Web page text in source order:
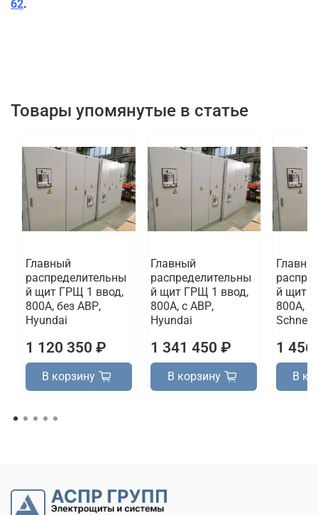
62.
Товары упомянутые в статье
Главный
распределительны
й щит ГРЩ 1 ввод,
800А, без АВР,
Hyundai
1 120 350 ₽
В корзину
Главный
распределительны
й щит ГРЩ 1 ввод,
800А, с АВР,
Hyundai
1 341 450 ₽
В корзину
й щит
800А,
1
В